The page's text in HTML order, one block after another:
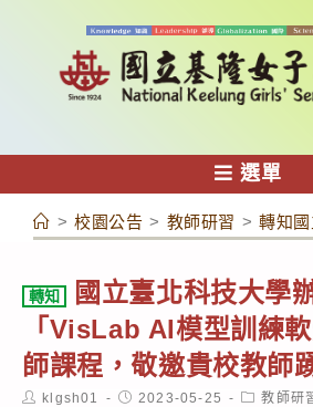
容
選單
> 校園公告 > 教師研習 > 轉知
轉知
國立臺北科技大學
「VisLab AI模型訓練
師課程，敬邀貴校教師
Postklgsh01
Post2023-05-25
Post教師研